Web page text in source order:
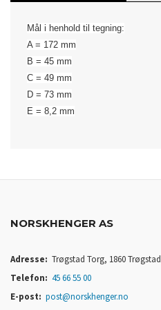
Mål i henhold til tegning:
A = 172 mm
B = 45 mm
C = 49 mm
D = 73 mm
​E = 8,2 mm
NORSKHENGER AS
Adresse: Trøgstad Torg, 1860 Trøgstad
Telefon: 45 66 55 00
E-post: post@norskhenger.no